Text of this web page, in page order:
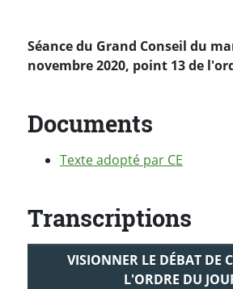
Séance du Grand Conseil du
novembre 2020, point 13 de
Documents
Texte adopté par CE
Transcriptions
VISIONNER LE DÉBAT DE
L'ORDRE DU